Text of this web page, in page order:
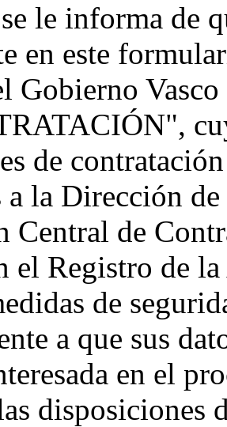
le informa de
en este
Gobierno
de
a la Dirección
Central de
el Registro de
de
a que sus
en el
disposiciones